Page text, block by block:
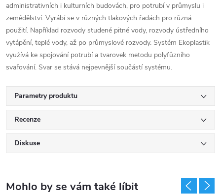
administrativních i kulturních budovách, pro potrubí v průmyslu i
zemědělství. Vyrábí se v různých tlakových řadách pro různá
použití. Například rozvody studené pitné vody, rozvody ústředního
vytápění, teplé vody, až po průmyslové rozvody. Systém Ekoplastik
využívá ke spojování potrubí a tvarovek metodu polyfůzního
svařování. Svar se stává nejpevnější součástí systému.
Parametry produktu
Recenze
Diskuse